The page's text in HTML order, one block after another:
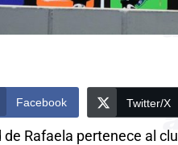
Facebook Twitter/X
de Rafaela pertenece al